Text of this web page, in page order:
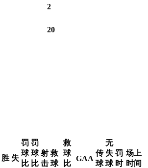
2
20
胜 失
罚
球
比
罚
球
比
射
击
救
球
救
球
比
GAA
传
球
无
失
球
罚
时
场上
时间